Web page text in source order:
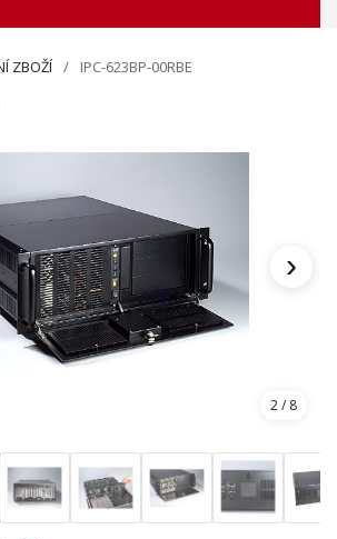
ZBOŽÍ IPC-623BP-00RBE
›
2/ 8